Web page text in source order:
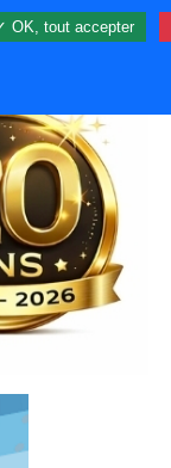
Contact
OK, tout accepter